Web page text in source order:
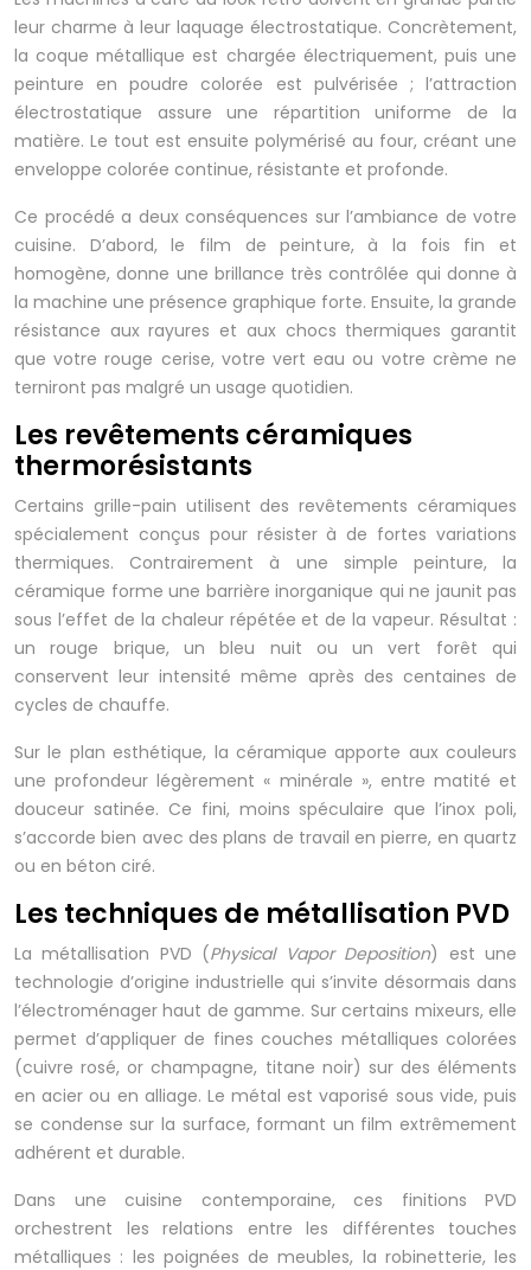
leur charme à leur laquage électrostatique. Concrètement,
la coque métallique est chargée électriquement, puis une
peinture en poudre colorée est pulvérisée ; l’attraction
électrostatique assure une répartition uniforme de la
matière. Le tout est ensuite polymérisé au four, créant une
enveloppe colorée continue, résistante et profonde.
Ce procédé a deux conséquences sur l’ambiance de votre
cuisine. D’abord, le film de peinture, à la fois fin et
homogène, donne une brillance très contrôlée qui donne à
la machine une présence graphique forte. Ensuite, la grande
résistance aux rayures et aux chocs thermiques garantit
que votre rouge cerise, votre vert eau ou votre crème ne
terniront pas malgré un usage quotidien.
Les revêtements céramiques
thermorésistants
Certains grille-pain utilisent des revêtements céramiques
spécialement conçus pour résister à de fortes variations
thermiques. Contrairement à une simple peinture, la
céramique forme une barrière inorganique qui ne jaunit pas
sous l’effet de la chaleur répétée et de la vapeur. Résultat :
un rouge brique, un bleu nuit ou un vert forêt qui
conservent leur intensité même après des centaines de
cycles de chauffe.
Sur le plan esthétique, la céramique apporte aux couleurs
une profondeur légèrement « minérale », entre matité et
douceur satinée. Ce fini, moins spéculaire que l’inox poli,
s’accorde bien avec des plans de travail en pierre, en quartz
ou en béton ciré.
Les techniques de métallisation PVD
La métallisation PVD (Physical Vapor Deposition) est une
technologie d’origine industrielle qui s’invite désormais dans
l’électroménager haut de gamme. Sur certains mixeurs, elle
permet d’appliquer de fines couches métalliques colorées
(cuivre rosé, or champagne, titane noir) sur des éléments
en acier ou en alliage. Le métal est vaporisé sous vide, puis
se condense sur la surface, formant un film extrêmement
adhérent et durable.
Dans une cuisine contemporaine, ces finitions PVD
orchestrent les relations entre les différentes touches
métalliques : les poignées de meubles, la robinetterie, les